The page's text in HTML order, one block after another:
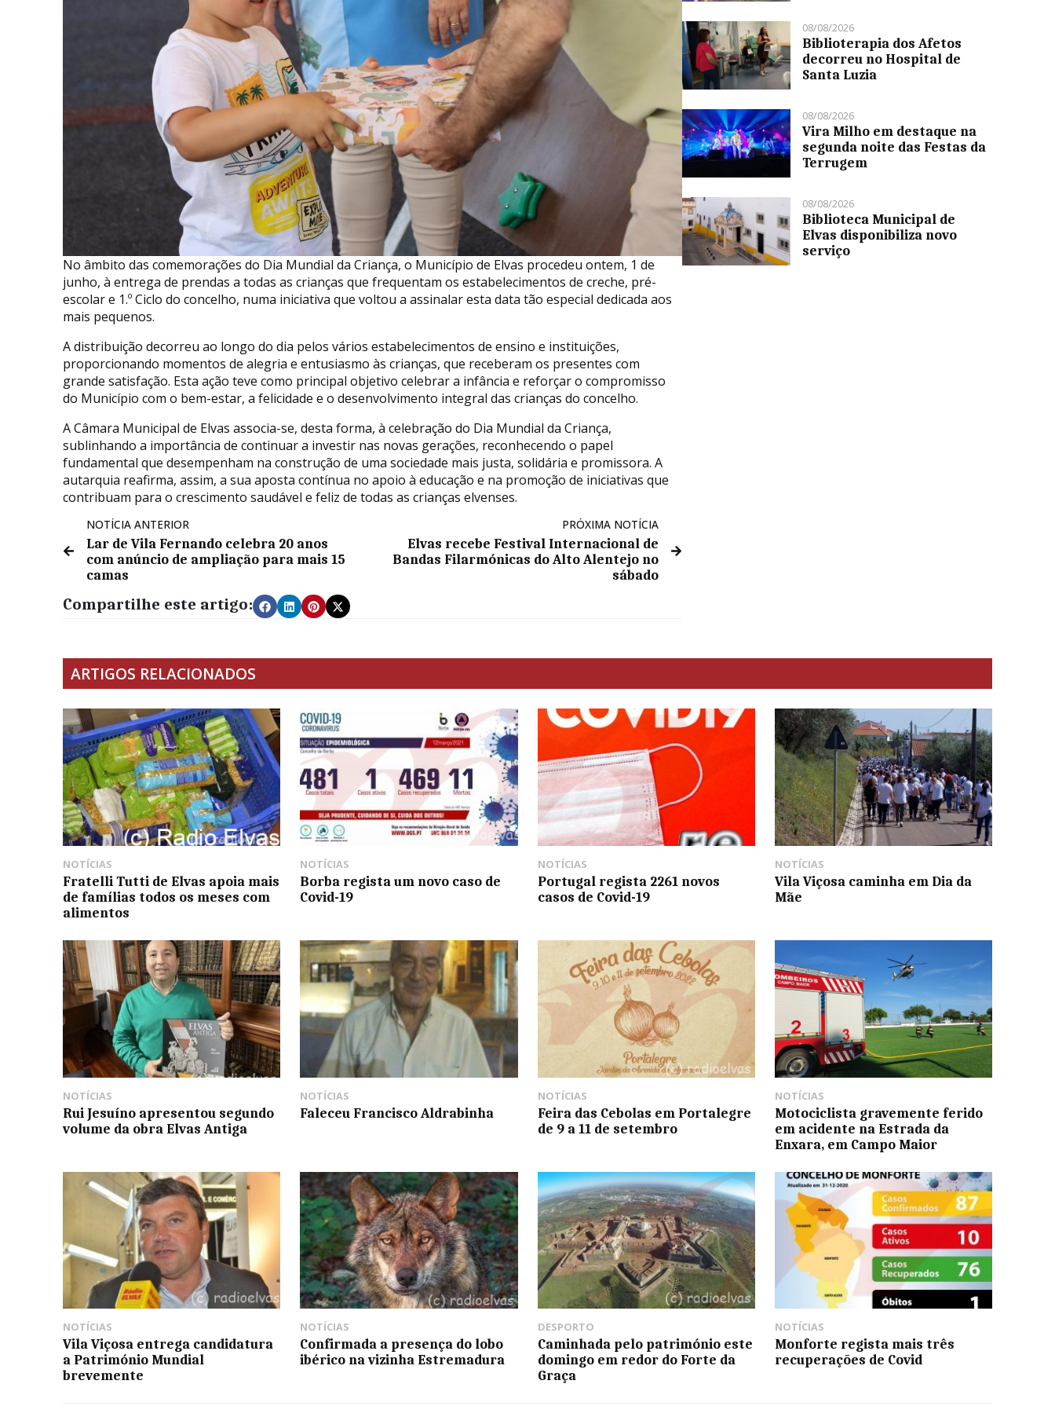
No âmbito das comemorações do Dia Mundial da Criança, o Município de Elvas procedeu ontem, 1 de
junho, à entrega de prendas a todas as crianças que frequentam os estabelecimentos de creche, pré-
escolar e 1.º Ciclo do concelho, numa iniciativa que voltou a assinalar esta data tão especial dedicada aos
mais pequenos.
A distribuição decorreu ao longo do dia pelos vários estabelecimentos de ensino e instituições,
proporcionando momentos de alegria e entusiasmo às crianças, que receberam os presentes com
grande satisfação. Esta ação teve como principal objetivo celebrar a infância e reforçar o compromisso
do Município com o bem-estar, a felicidade e o desenvolvimento integral das crianças do concelho.
A Câmara Municipal de Elvas associa-se, desta forma, à celebração do Dia Mundial da Criança,
sublinhando a importância de continuar a investir nas novas gerações, reconhecendo o papel
fundamental que desempenham na construção de uma sociedade mais justa, solidária e promissora. A
autarquia reafirma, assim, a sua aposta contínua no apoio à educação e na promoção de iniciativas que
contribuam para o crescimento saudável e feliz de todas as crianças elvenses.
NOTÍCIA ANTERIOR
Lar de Vila Fernando celebra 20 anos
com anúncio de ampliação para mais 15
camas
PRÓXIMA NOTÍCIA
Elvas recebe Festival Internacional de
Bandas Filarmónicas do Alto Alentejo no
sábado
Compartilhe este artigo:
08/08/2026
Biblioterapia dos Afetos
decorreu no Hospital de
Santa Luzia
08/08/2026
Vira Milho em destaque na
segunda noite das Festas da
Terrugem
08/08/2026
Biblioteca Municipal de
Elvas disponibiliza novo
serviço
ARTIGOS RELACIONADOS
NOTÍCIAS
Fratelli Tutti de Elvas apoia mais
de famílias todos os meses com
alimentos
NOTÍCIAS
Borba regista um novo caso de
Covid-19
NOTÍCIAS
Portugal regista 2261 novos
casos de Covid-19
NOTÍCIAS
Vila Viçosa caminha em Dia da
Mãe
NOTÍCIAS
Rui Jesuíno apresentou segundo
volume da obra Elvas Antiga
NOTÍCIAS
Faleceu Francisco Aldrabinha
NOTÍCIAS
Feira das Cebolas em Portalegre
de 9 a 11 de setembro
NOTÍCIAS
Motociclista gravemente ferido
em acidente na Estrada da
Enxara, em Campo Maior
NOTÍCIAS
Vila Viçosa entrega candidatura
a Património Mundial
brevemente
NOTÍCIAS
Confirmada a presença do lobo
ibérico na vizinha Estremadura
DESPORTO
Caminhada pelo património este
domingo em redor do Forte da
Graça
NOTÍCIAS
Monforte regista mais três
recuperações de Covid